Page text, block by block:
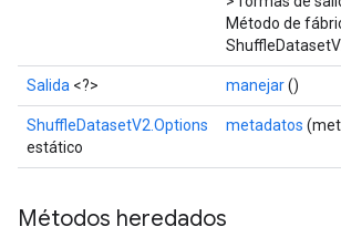
Método de
Salida <?> manejar()
ShuffleDatasetV2.Options
estático
metadatos
Métodos heredados